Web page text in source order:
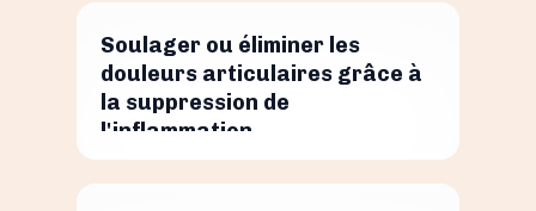
Soulager ou éliminer les
douleurs articulaires grâce à
la suppression de
l'inflammation.